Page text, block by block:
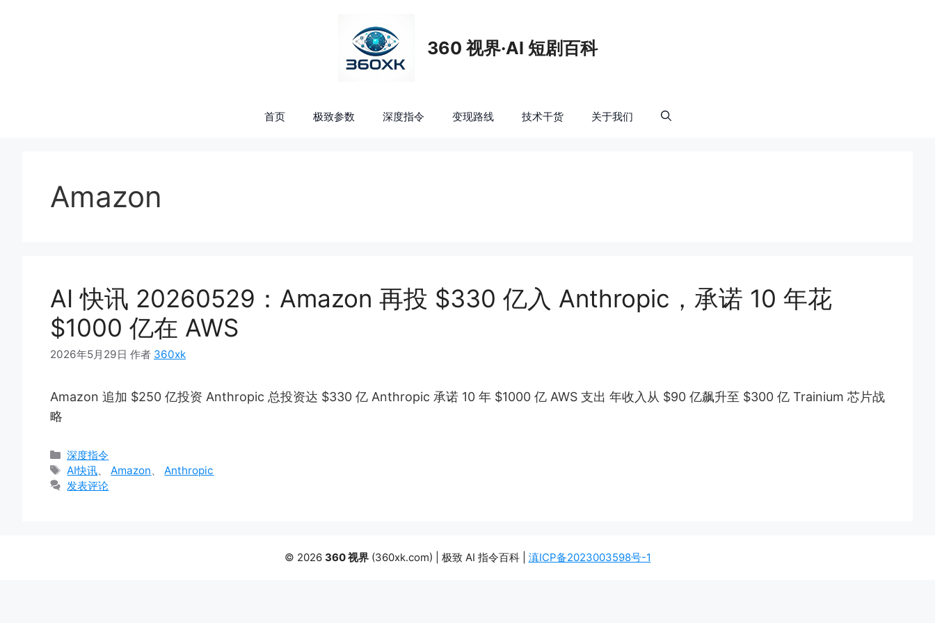
360 视界·AI 短剧百科
首页 极致参数 深度指令 变现路线 技术干货 关于我们
Amazon
AI 快讯 20260529：Amazon 再投 $330 亿入 Anthropic，承诺 10 年花
$1000 亿在 AWS
2026年5月29日 作者 360xk
Amazon 追加 $250 亿投资 Anthropic 总投资达 $330 亿 Anthropic 承诺 10 年 $1000 亿 AWS 支出 年收入从 $90 亿飙升至 $300 亿 Trainium 芯片战
略
分
类
深度指令
标
签
AI快讯 Amazon
Anthropic
发表评论
© 2026 360 视界(360xk.com) | 极致 AI 指令百科 | 滇ICP备2023003598号-1